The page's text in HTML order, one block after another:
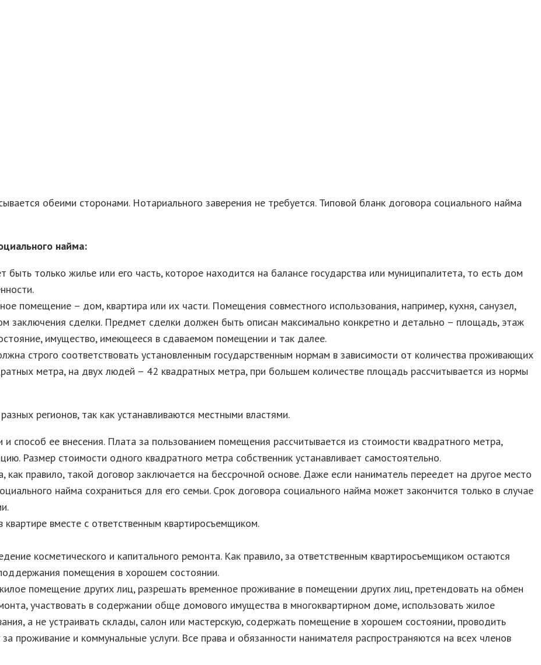
обеими сторонами. Нотариального заверения не требуется. Типовой бланк договора социального найма
найма:
только жилье или его часть, которое находится на балансе государства или муниципалитета, то есть дом
помещение – дом, квартира или их части. Помещения совместного использования, например, кухня, санузел,
заключения сделки. Предмет сделки должен быть описан максимально конкретно и детально – площадь, этаж
имущество, имеющееся в сдаваемом помещении и так далее.
строго соответствовать установленным государственным нормам в зависимости от количества проживающих
метра, на двух людей – 42 квадратных метра, при большем количестве площадь рассчитывается из нормы
регионов, так как устанавливаются местными властями.
способ ее внесения. Плата за пользованием помещения рассчитывается из стоимости квадратного метра,
Размер стоимости одного квадратного метра собственник устанавливает самостоятельно.
как правило, такой договор заключается на бессрочной основе. Даже если наниматель переедет на другое место
найма сохраниться для его семьи. Срок договора социального найма может закончится только в случае
вместе с ответственным квартиросъемщиком.
косметического и капитального ремонта. Как правило, за ответственным квартиросъемщиком остаются
помещения в хорошем состоянии.
помещение других лиц, разрешать временное проживание в помещении других лиц, претендовать на обмен
участвовать в содержании обще домового имущества в многоквартирном доме, использовать жилое
а не устраивать склады, салон или мастерскую, содержать помещение в хорошем состоянии, проводить
проживание и коммунальные услуги. Все права и обязанности нанимателя распространяются на всех членов